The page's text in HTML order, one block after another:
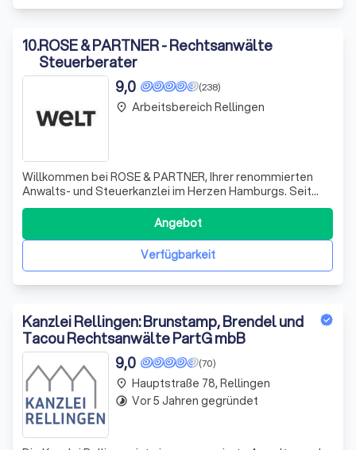
10.ROSE & PARTNER - Rechtsanwälte
Steuerberater
(238)
9,0
Willkommen bei ROSE & PARTNER, Ihrer renommierten
Anwalts- und Steuerkanzlei im Herzen Hamburgs. Seit
unserer Gründung im Jahr 2006 haben wir uns darauf
spezialisiert, Unternehmer und vermögende
Privatpersonen sowohl lokal als auch international mit
erstklassiger Rechts- und Steuerberatung zu unters
Verfügbarkeit
Angebot
place Arbeitsbereich Rellingen
Kanzlei Rellingen: Brunstamp, Brendel und
Tacou Rechtsanwälte PartG mbB
(70)
9,0
place Hauptstraße 78, Rellingen
timelapse Vor 5 Jahren gegründet